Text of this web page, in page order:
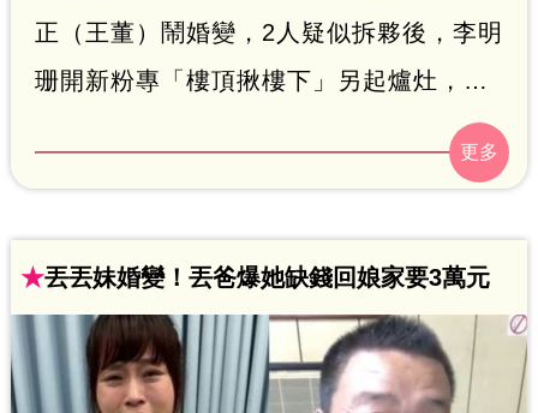
正（王董）鬧婚變，2人疑似拆夥後，李明
珊開新粉專「樓頂揪樓下」另起爐灶，宣
告「熟悉的口號沒有變，我沒有消失，只
是需要重新開始，不要緊，接下來，我會
I'm Back」，今（12日）粉專上傳新影
片，仍然等不到李明珊直播賣貨，粉絲心
急壞了。林呈育報導
★丟丟妹婚變！丟爸爆她缺錢回娘家要3萬元